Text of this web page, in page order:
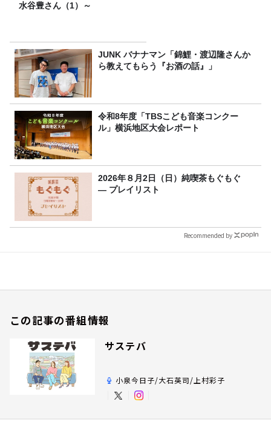
水谷豊さん（1）～
JUNK バナナマン「錦鯉・渡辺隆さんか
ら教えてもらう『お酒の話』」
令和8年度「TBSこども音楽コンクー
ル」横浜地区大会レポート
2026年８月2日（日）純喫茶もぐもぐ
― プレイリスト
Recommended by
この記事の番組情報
サステバ
小泉今日子/大石英司/上村彩子